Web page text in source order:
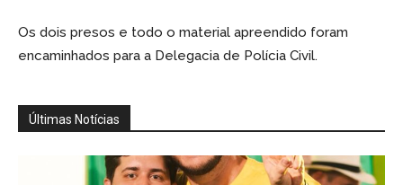
Os dois presos e todo o material apreendido foram
encaminhados para a Delegacia de Polícia Civil.
Últimas Notícias